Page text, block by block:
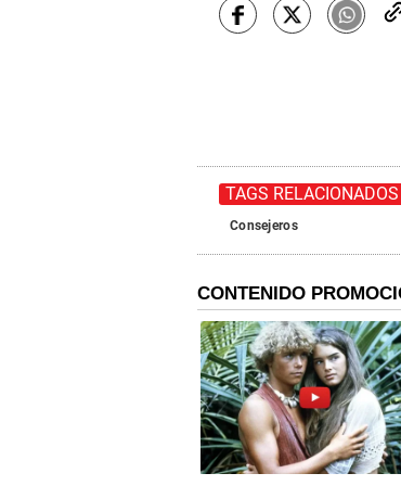
TAGS RELACIONADOS
Consejeros